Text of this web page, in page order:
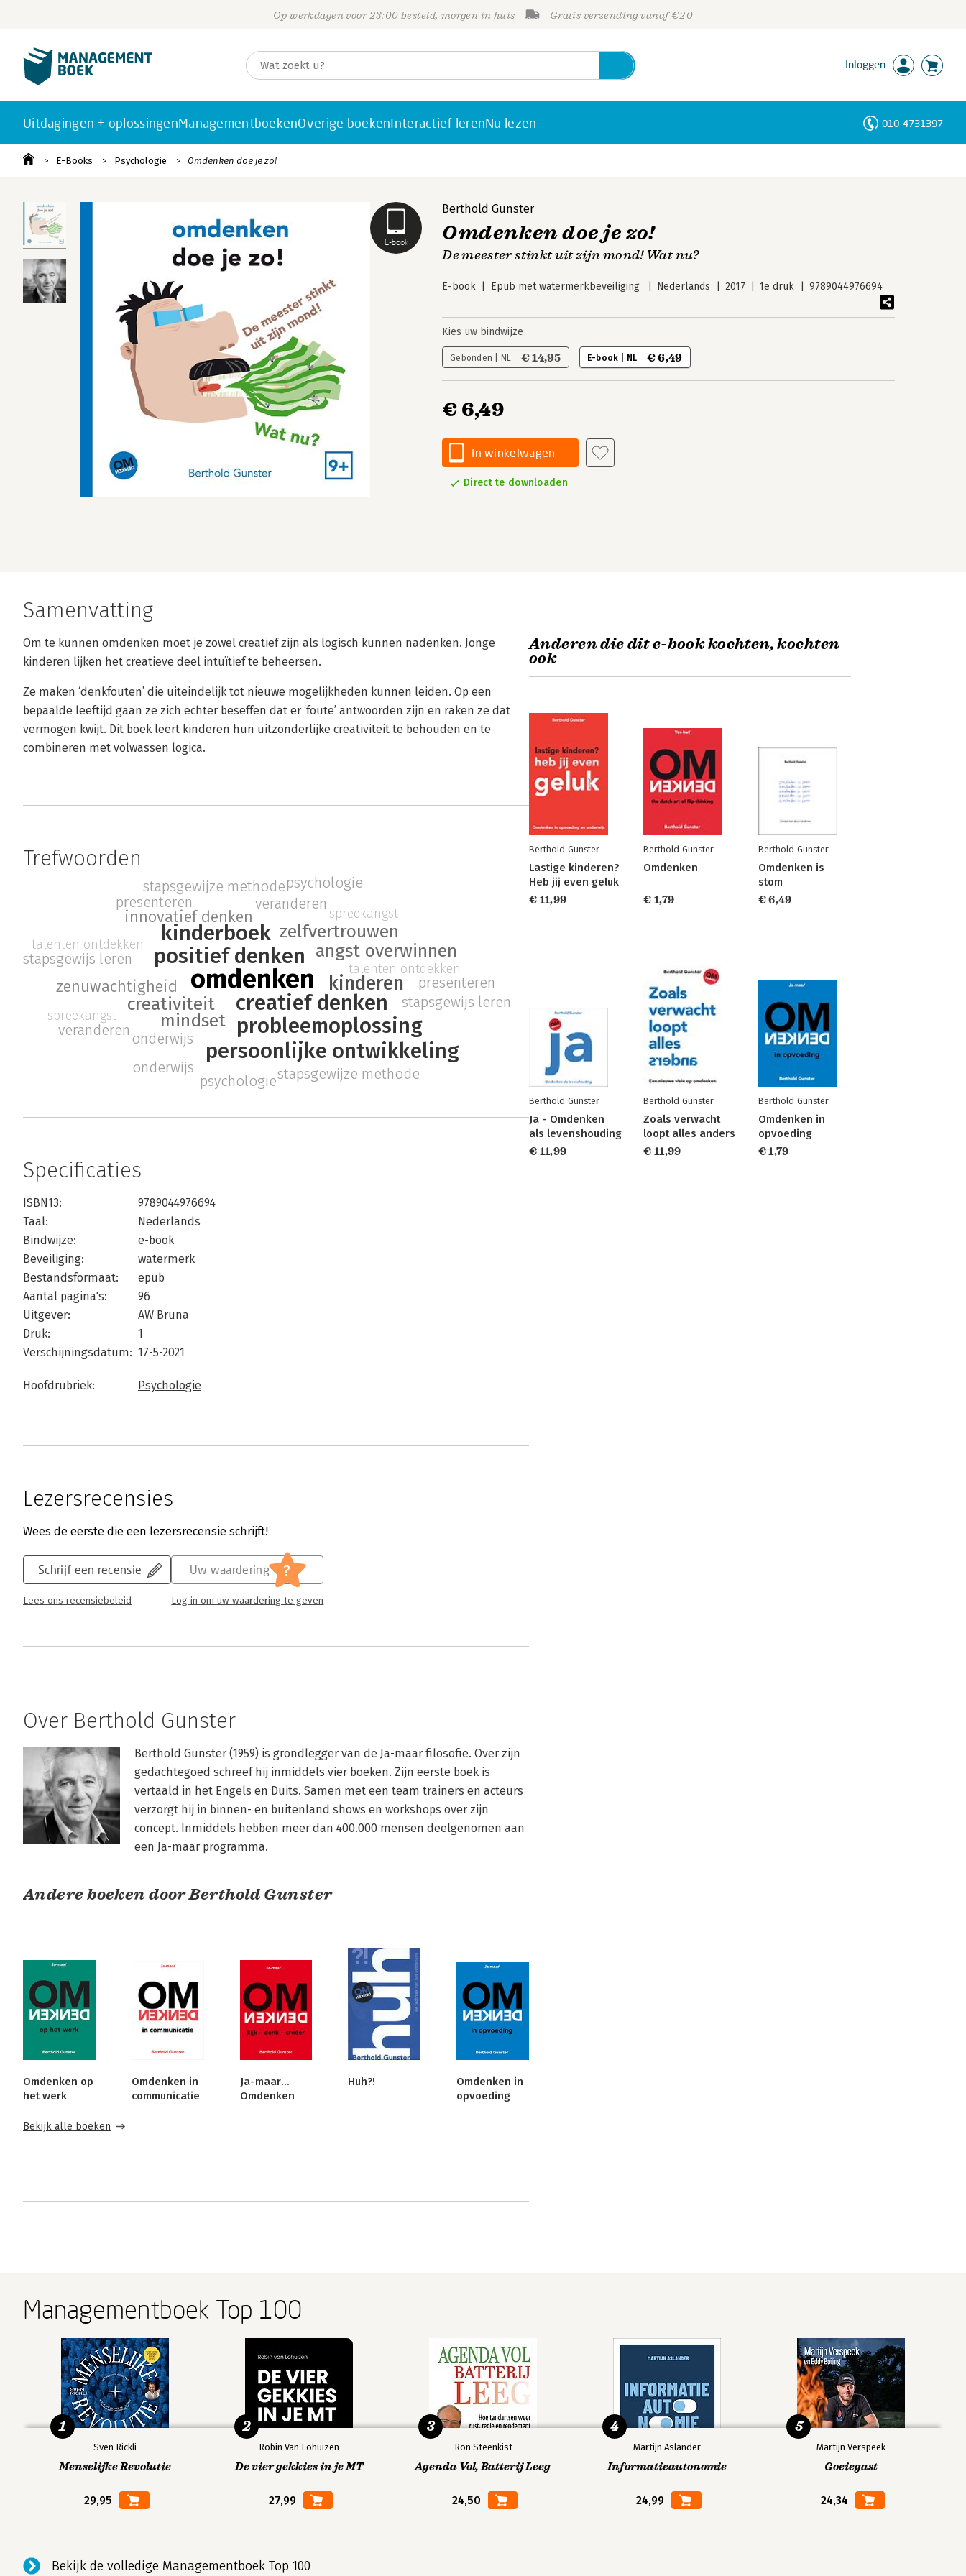
Op werkdagen voor 23:00 besteld, morgen in huis Gratis verzending vanaf €20
Inloggen
Uitdagingen + oplossingenManagementboekenOverige boekenInteractief lerenNu lezen 010-4731397
E-Books Psychologie Omdenken doe je zo!
E-book
Berthold Gunster
Omdenken doe je zo!
De meester stinkt uit zijn mond! Wat nu?
E-book Epub met watermerkbeveiliging Nederlands 2017 1e druk 9789044976694
Kies uw bindwijze
Gebonden | NL € 14,95 E-book | NL € 6,49
€ 6,49
In winkelwagen
Direct te downloaden
Samenvatting
Om te kunnen omdenken moet je zowel creatief zijn als logisch kunnen nadenken. Jonge
kinderen lijken het creatieve deel intuïtief te beheersen.
Ze maken ‘denkfouten’ die uiteindelijk tot nieuwe mogelijkheden kunnen leiden. Op een
bepaalde leeftijd gaan ze zich echter beseffen dat er ‘foute’ antwoorden zijn en raken ze dat
vermogen kwijt. Dit boek leert kinderen hun uitzonderlijke creativiteit te behouden en te
combineren met volwassen logica.
Trefwoorden
omdenken
creatief denken
positief denken
probleemoplossing
kinderboek
persoonlijke ontwikkeling
kinderen
zelfvertrouwen
mindset
creativiteit
angst overwinnen
zenuwachtigheid
innovatief denken
onderwijs
veranderen
stapsgewijs leren
spreekangst
talenten ontdekken
presenteren
stapsgewijze methode
psychologie
onderwijs
veranderen
stapsgewijs leren
spreekangst
talenten ontdekken
presenteren
stapsgewijze methodepsychologie
Specificaties
ISBN13:
9789044976694
Taal:
Nederlands
Bindwijze:
e-book
Beveiliging:
watermerk
Bestandsformaat:
epub
Aantal pagina's:
96
Uitgever:
AW Bruna
Druk:
1
Verschijningsdatum: 17-5-2021
Hoofdrubriek: Psychologie
Lezersrecensies
Wees de eerste die een lezersrecensie schrijft!
Schrijf een recensie
Lees ons recensiebeleid
Uw waardering ?
Log in om uw waardering te geven
Over Berthold Gunster
Berthold Gunster (1959) is grondlegger van de Ja-maar filosofie. Over zijn
gedachtegoed schreef hij inmiddels vier boeken. Zijn eerste boek is
vertaald in het Engels en Duits. Samen met een team trainers en acteurs
verzorgt hij in binnen- en buitenland shows en workshops over zijn
concept. Inmiddels hebben meer dan 400.000 mensen deelgenomen aan
een Ja-maar programma.
Andere boeken door Berthold Gunster
Omdenken op
het werk
Omdenken in
communicatie
Ja-maar...
Omdenken
Huh?!
Omdenken in
opvoeding
Bekijk alle boeken
Anderen die dit e-book kochten, kochten
ook
Berthold Gunster
Lastige kinderen?
Heb jij even geluk
€ 11,99
Berthold Gunster
Omdenken
€ 1,79
Berthold Gunster
Omdenken is
stom
€ 6,49
Berthold Gunster
Ja - Omdenken
als levenshouding
€ 11,99
Berthold Gunster
Zoals verwacht
loopt alles anders
€ 11,99
Berthold Gunster
Omdenken in
opvoeding
€ 1,79
Managementboek Top 100
Sven Rickli
Menselijke Revolutie
29,95
1
Robin Van Lohuizen
De vier gekkies in je MT
27,99
2
Ron Steenkist
Agenda Vol, Batterij Leeg
24,50
3
Martijn Aslander
Informatieautonomie
24,99
4
Martijn Verspeek
Goeiegast
24,34
5
Bekijk de volledige Managementboek Top 100
Personen